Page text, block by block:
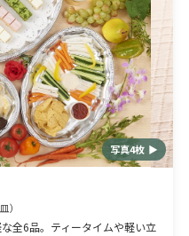
写真4枚 ▶
）
全6品。ティータイムや軽い立